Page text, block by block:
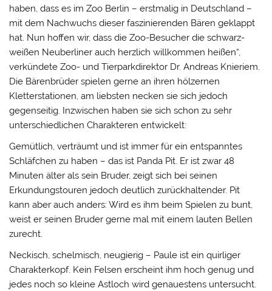
haben, dass es im Zoo Berlin – erstmalig in Deutschland –
mit dem Nachwuchs dieser faszinierenden Bären geklappt
hat. Nun hoffen wir, dass die Zoo-Besucher die schwarz-
weißen Neuberliner auch herzlich willkommen heißen“,
verkündete Zoo- und Tierparkdirektor Dr. Andreas Knieriem.
Die Bärenbrüder spielen gerne an ihren hölzernen
Kletterstationen, am liebsten necken sie sich jedoch
gegenseitig. Inzwischen haben sie sich schon zu sehr
unterschiedlichen Charakteren entwickelt:
Gemütlich, verträumt und ist immer für ein entspanntes
Schläfchen zu haben – das ist Panda Pit. Er ist zwar 48
Minuten älter als sein Bruder, zeigt sich bei seinen
Erkundungstouren jedoch deutlich zurückhaltender. Pit
kann aber auch anders: Wird es ihm beim Spielen zu bunt,
weist er seinen Bruder gerne mal mit einem lauten Bellen
zurecht.
Neckisch, schelmisch, neugierig – Paule ist ein quirliger
Charakterkopf. Kein Felsen erscheint ihm hoch genug und
jedes noch so kleine Astloch wird genauestens untersucht.